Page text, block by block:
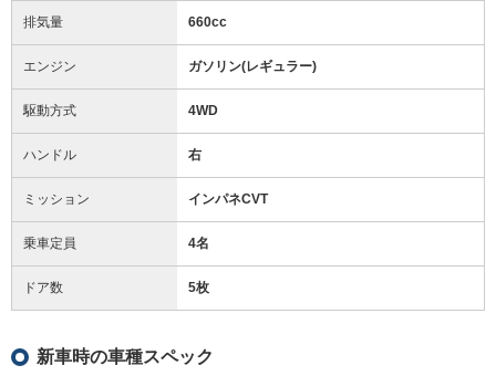
排気量 660cc
エンジン ガソリン(レギュラー)
駆動方式 4WD
ハンドル 右
ミッション インパネCVT
乗車定員 4名
ドア数 5枚
新車時の車種スペック